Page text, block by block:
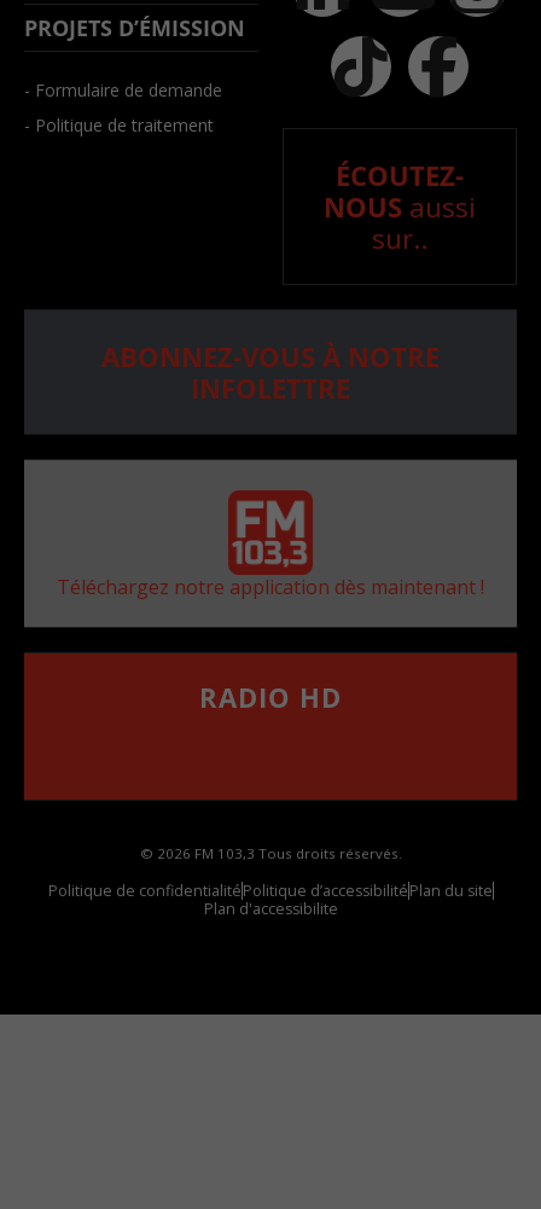
PROJETS D’ÉMISSION
- Formulaire de demande
- Politique de traitement
ÉCOUTEZ-
NOUS aussi
sur..
ABONNEZ-VOUS À NOTRE
INFOLETTRE
Téléchargez notre application dès maintenant !
RADIO HD
© 2026 FM 103,3 Tous droits réservés.
Politique de confidentialitéPolitique d’accessibilitéPlan du site
Plan d'accessibilite